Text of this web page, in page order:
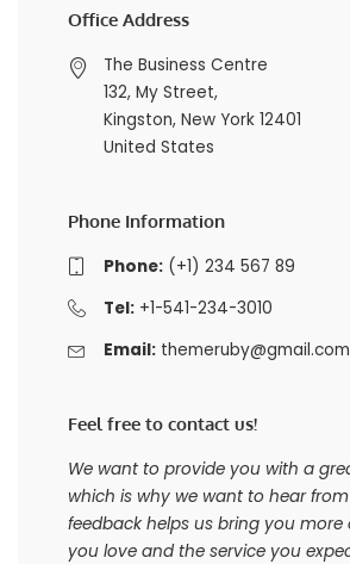
Office Address
The Business Centre
132, My Street,
Kingston, New York 12401
United States
Phone Information
Phone:(+1) 234 567 89
Tel:+1-541-234-3010
Email: themeruby@gmail.com
Feel free to contact us!
We want to provide you with a
which is why we want to hear
feedback helps us bring you more
you love and the service you